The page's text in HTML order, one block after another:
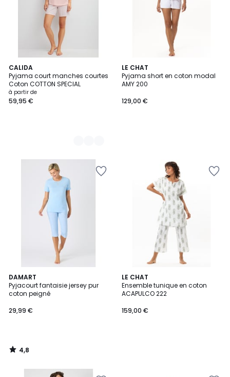
CALIDA
Pyjama court manches courtes
Coton COTTON SPECIAL
à partir de
59,95 €
2
Couleurs
LE CHAT
Pyjama short en coton modal
AMY 200
129,00 €
DAMART
Pyjacourt fantaisie jersey pur
coton peigné
29,99 €
4,8
/ 5
4,8
/
LE CHAT
Ensemble tunique en coton
ACAPULCO 222
159,00 €